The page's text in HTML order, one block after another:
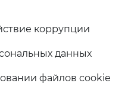
коррупции
данных
файлов cookie